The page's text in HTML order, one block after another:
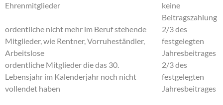
Ehrenmitglieder
keine
Beitragszahlung
ordentliche nicht mehr im Beruf stehende
Mitglieder, wie Rentner, Vorruheständler,
Arbeitslose
2/3 des
festgelegten
Jahresbeitrages
ordentliche Mitglieder die das 30.
Lebensjahr im Kalenderjahr noch nicht
vollendet haben
2/3 des
festgelegten
Jahresbeitrages